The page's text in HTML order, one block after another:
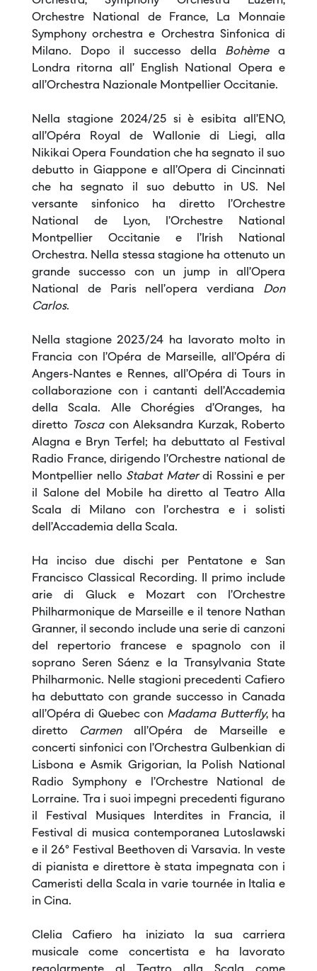
Orchestre National de France, La Monnaie
Symphony orchestra e Orchestra Sinfonica di
Milano. Dopo il successo della Bohèmea
Londra ritorna all’ English National Opera e
all’Orchestra Nazionale Montpellier Occitanie.
Nella stagione 2024/25 si è esibita all’ENO,
all’Opéra Royal de Wallonie di Liegi, alla
Nikikai Opera Foundation che ha segnato il suo
debutto in Giappone e all’Opera di Cincinnati
che ha segnato il suo debutto in US. Nel
versante sinfonico ha diretto l’Orchestre
National de Lyon, l’Orchestre National
Montpellier Occitanie e l’Irish National
Orchestra. Nella stessa stagione ha ottenuto un
grande successo con un jump in all’Opera
National de Paris nell’opera verdiana Don
Carlos.
Nella stagione 2023/24 ha lavorato molto in
Francia con l’Opéra de Marseille, all’Opéra di
Angers-Nantes e Rennes, all’Opéra di Tours in
collaborazione con i cantanti dell’Accademia
della Scala. Alle Chorégies d’Oranges, ha
diretto
Tosca con Aleksandra Kurzak, Roberto
Alagna e Bryn Terfel; ha debuttato al Festival
Radio France, dirigendo l’Orchestre national de
Montpellier nello Stabat Materdi Rossini e per
il Salone del Mobile ha diretto al Teatro Alla
Scala di Milano con l’orchestra e i solisti
dell’Accademia della Scala.
Ha inciso due dischi per Pentatone e San
Francisco Classical Recording. Il primo include
arie di Gluck e Mozart con l’Orchestre
Philharmonique de Marseille e il tenore Nathan
Granner, il secondo include una serie di canzoni
del repertorio francese e spagnolo con il
soprano Seren Sáenz e la Transylvania State
Philharmonic. Nelle stagioni precedenti Cafiero
ha debuttato con grande successo in Canada
all’Opéra di Quebec con Madama Butterfly, ha
diretto Carmen all’Opéra de Marseille e
concerti sinfonici con l’Orchestra Gulbenkian di
Lisbona e Asmik Grigorian, la Polish National
Radio Symphony e l’Orchestre National de
Lorraine. Tra i suoi impegni precedenti figurano
il Festival Musiques Interdites in Francia, il
Festival di musica contemporanea Lutoslawski
e il 26° Festival Beethoven di Varsavia. In veste
di pianista e direttore è stata impegnata con i
Cameristi della Scala in varie tournée in Italia e
in Cina.
Clelia Cafiero ha iniziato la sua carriera
musicale come concertista e ha lavorato